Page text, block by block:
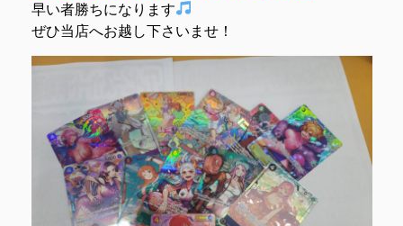
早い者勝ちになります
ぜひ当店へお越し下さいませ！